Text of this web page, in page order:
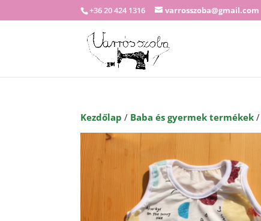
+36 20 424 1316 varrosszoba@gmail.com
Kezdőlap / Baba és gyermek termékek /